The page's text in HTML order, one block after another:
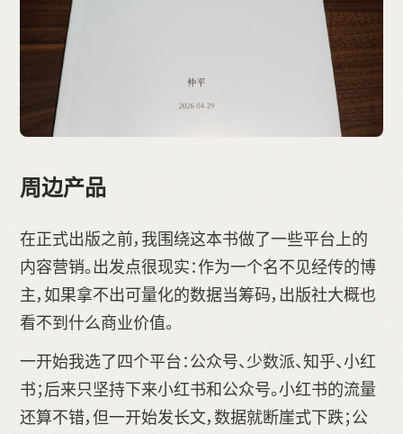
周边产品
在正式出版之前，我围绕这本书做了一些平台上的
内容营销。出发点很现实：作为一个名不见经传的博
主，如果拿不出可量化的数据当筹码，出版社大概也
看不到什么商业价值。
一开始我选了四个平台：公众号、少数派、知乎、小红
书；后来只坚持下来小红书和公众号。小红书的流量
还算不错，但一开始发长文，数据就断崖式下跌；公